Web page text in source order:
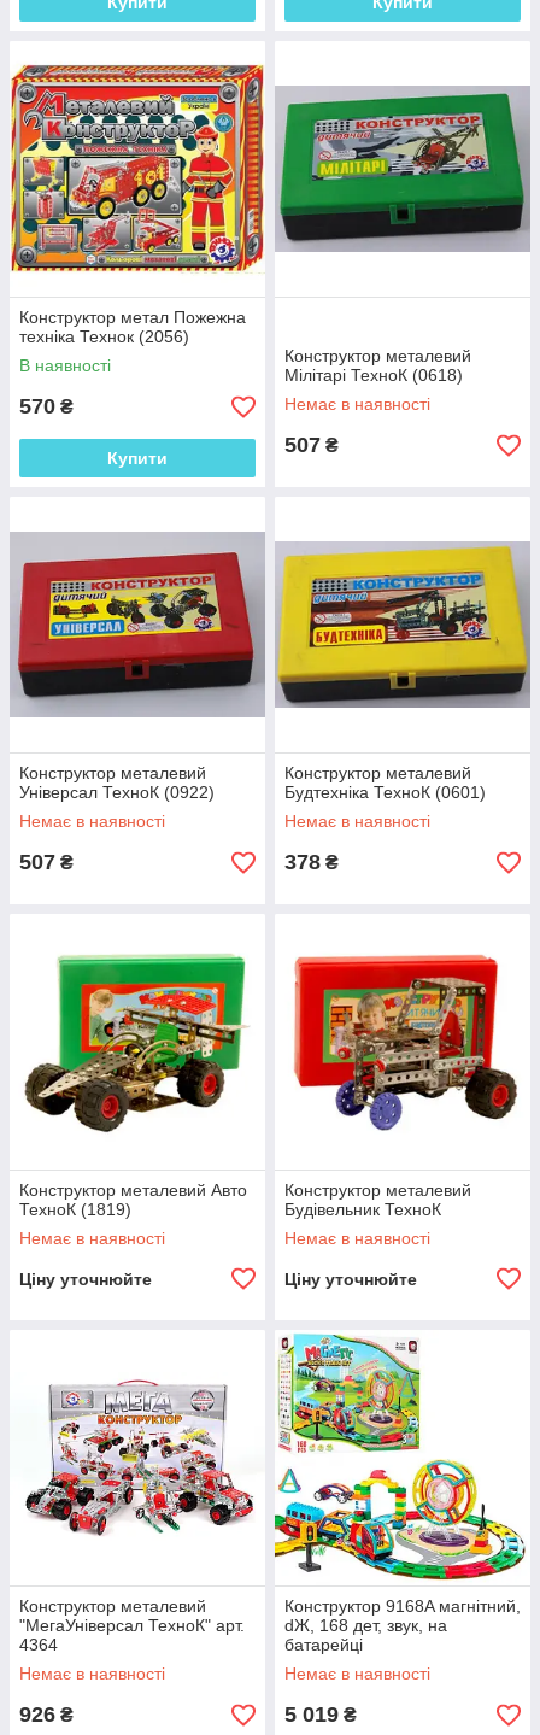
Конструктор метал Пожежна
техніка Технок (2056)
В наявності
570 ₴
Купити
Конструктор металевий
Мілітарі ТехноК (0618)
Немає в наявності
507 ₴
Конструктор металевий
Універсал ТехноК (0922)
Немає в наявності
507 ₴
Конструктор металевий
Будтехніка ТехноК (0601)
Немає в наявності
378 ₴
Конструктор металевий Авто
ТехноК (1819)
Немає в наявності
Ціну уточнюйте
Конструктор металевий
Будівельник ТехноК
Немає в наявності
Ціну уточнюйте
Конструктор металевий
"МегаУніверсал ТехноК" арт.
4364
Немає в наявності
926 ₴
Конструктор 9168A магнітний,
dЖ, 168 дет, звук, на
батарейці
Немає в наявності
5 019 ₴